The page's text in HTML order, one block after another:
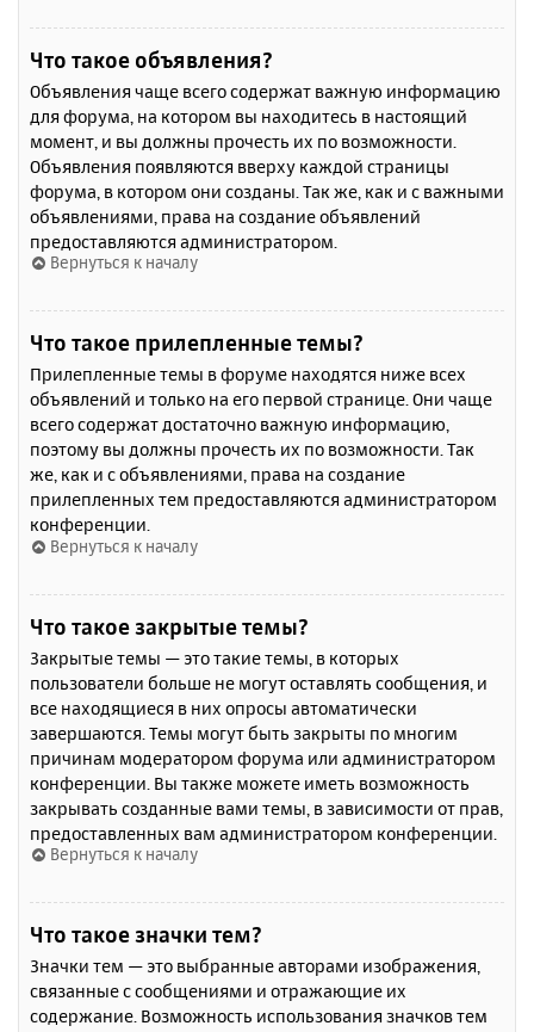
Что такое объявления?
Объявления чаще всего содержат важную информацию
для форума, на котором вы находитесь в настоящий
момент, и вы должны прочесть их по возможности.
Объявления появляются вверху каждой страницы
форума, в котором они созданы. Так же, как и с важными
объявлениями, права на создание объявлений
предоставляются администратором.
Вернуться к началу
Что такое прилепленные темы?
Прилепленные темы в форуме находятся ниже всех
объявлений и только на его первой странице. Они чаще
всего содержат достаточно важную информацию,
поэтому вы должны прочесть их по возможности. Так
же, как и с объявлениями, права на создание
прилепленных тем предоставляются администратором
конференции.
Вернуться к началу
Что такое закрытые темы?
Закрытые темы — это такие темы, в которых
пользователи больше не могут оставлять сообщения, и
все находящиеся в них опросы автоматически
завершаются. Темы могут быть закрыты по многим
причинам модератором форума или администратором
конференции. Вы также можете иметь возможность
закрывать созданные вами темы, в зависимости от прав,
предоставленных вам администратором конференции.
Вернуться к началу
Что такое значки тем?
Значки тем — это выбранные авторами изображения,
связанные с сообщениями и отражающие их
содержание. Возможность использования значков тем